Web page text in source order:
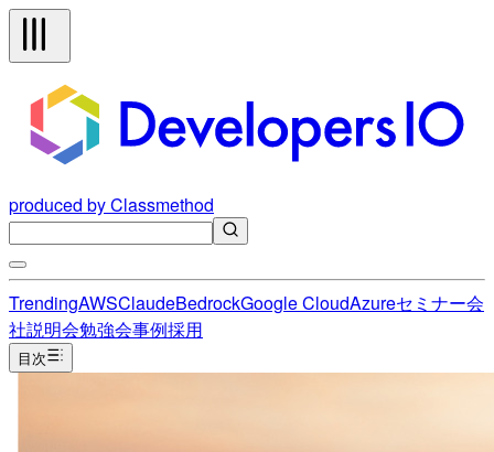
produced by Classmethod
TrendingAWSClaudeBedrockGoogle CloudAzureセミナー会
社説明会勉強会事例採用
目次